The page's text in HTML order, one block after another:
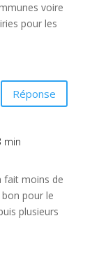
voire
pour les
Réponse
min
fait moins de
bon pour le
plusieurs